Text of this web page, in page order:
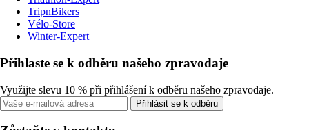
TripnBikers
Vélo-Store
Winter-Expert
Přihlaste se k odběru našeho zpravodaje
Využijte slevu 10 % při přihlášení k odběru našeho zpravodaje.
Přihlásit se k odběru